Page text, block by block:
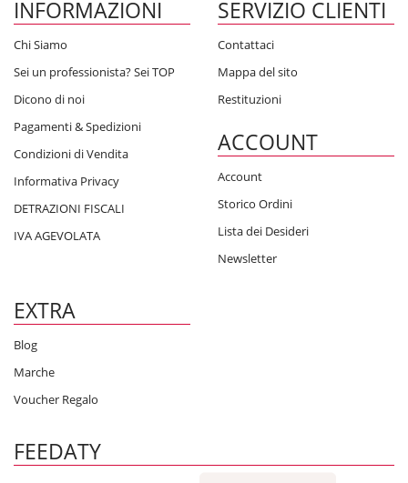
INFORMAZIONI
Chi Siamo
Sei un professionista? Sei TOP
Dicono di noi
Pagamenti & Spedizioni
Condizioni di Vendita
Informativa Privacy
DETRAZIONI FISCALI
IVA AGEVOLATA
SERVIZIO CLIENTI
Contattaci
Mappa del sito
Restituzioni
ACCOUNT
Account
Storico Ordini
Lista dei Desideri
Newsletter
EXTRA
Blog
Marche
Voucher Regalo
FEEDATY